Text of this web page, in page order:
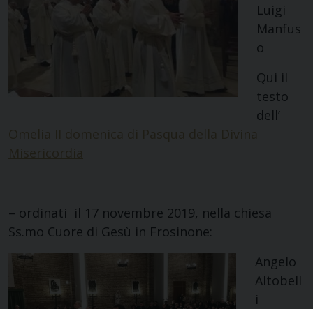
Luigi
Manfus
o
Qui il
testo
dell’
Omelia II domenica di Pasqua della Divina
Misericordia
– ordinati il 17 novembre 2019, nella chiesa
Ss.mo Cuore di Gesù in Frosinone:
Angelo
Altobell
i